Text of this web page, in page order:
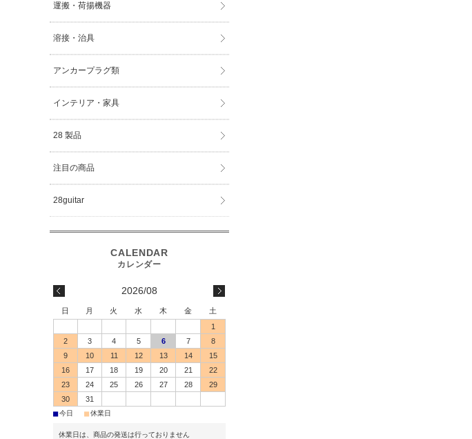
運搬・荷揚機器
溶接・治具
アンカープラグ類
インテリア・家具
28 製品
注目の商品
28guitar
2026/08
日 月 火 水 木 金
土
1
2
3 4 5 6 7
8
9
10 11 12 13 14
15
16
17 18 19 20 21
22
23
24 25 26 27 28
29
30
31
■今日 ■休業日
休業日は、商品の発送は行っておりません